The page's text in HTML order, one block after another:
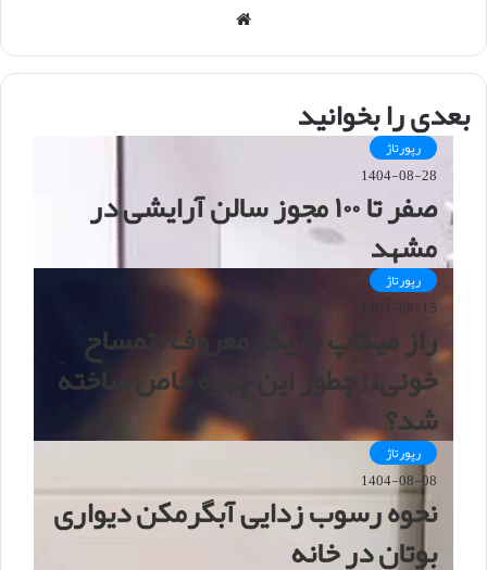
س
بعدی را بخوانید
رپورتاژ
1404-08-28
صفر تا ۱۰۰ مجوز سالن آرایشی در
مشهد
رپورتاژ
1404-08-15
راز میکاپ بازیگر معروف «تمساح
خونی»؛ چطور این چهره خاص ساخته
شد؟
رپورتاژ
1404-08-08
نحوه رسوب زدایی آبگرمکن دیواری
بوتان در خانه